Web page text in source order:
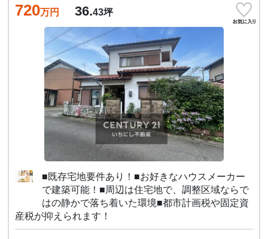
720万円 36.43坪
■既存宅地要件あり！■お好きなハウスメーカー
で建築可能！■周辺は住宅地で、調整区域ならで
はの静かで落ち着いた環境■都市計画税や固定資
産税が抑えられます！